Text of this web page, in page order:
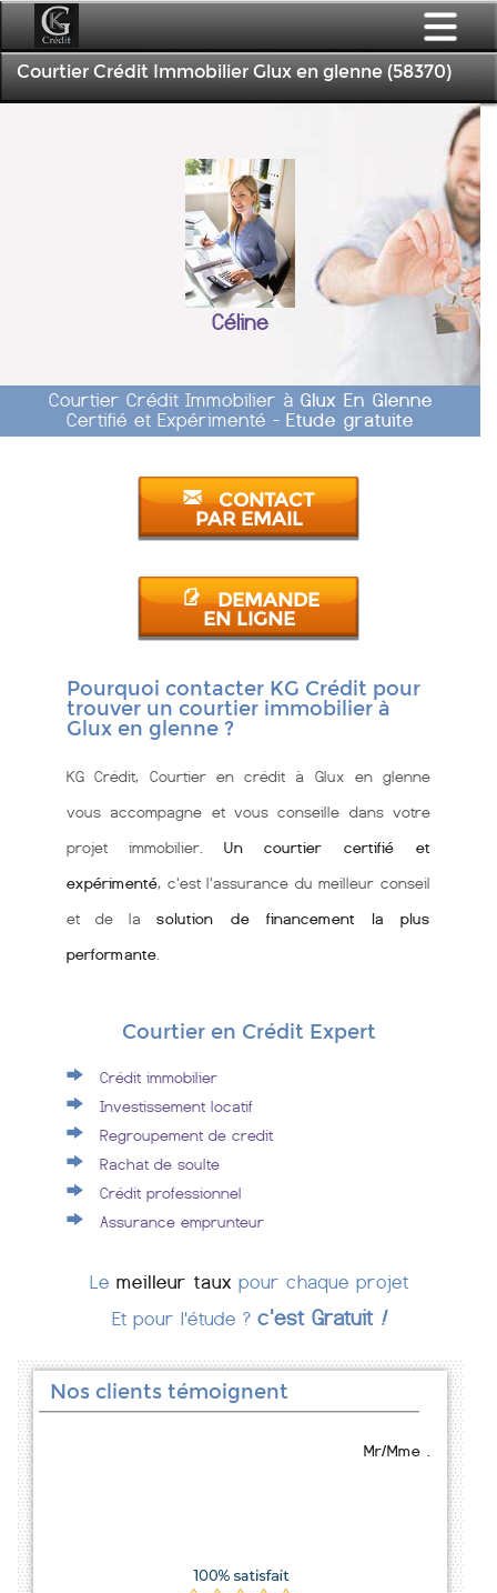
Courtier Crédit Immobilier Glux en glenne (58370)
Céline
Courtier Crédit Immobilier à Glux En Glenne
Certifié et Expérimenté - Etude gratuite
CONTACT
PAR EMAIL
DEMANDE
EN LIGNE
Pourquoi contacter KG Crédit pour
trouver un courtier immobilier à
Glux en glenne ?
KG Crédit, Courtier en crédit à Glux en glenne
vous accompagne et vous conseille dans votre
projet immobilier. Un courtier certifié et
expérimenté, c'est l'assurance du meilleur conseil
et de lasolution de financement la plus
performante
Courtier en Crédit Expert
Crédit immobilier
Investissement locatif
Regroupement de credit
Rachat de soulte
Crédit professionnel
Assurance emprunteur
Le meilleur taux pour chaque projet
Et pour l'étude ? c'est Gratuit !
Nos clients témoignent
Mr/Mme .